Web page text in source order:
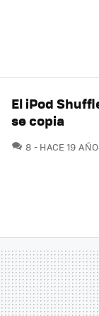
El iPod
se copia
8 COMENTARIOS
HACE 19